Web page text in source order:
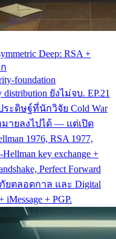
Deep: RSA +
foundation
ยังไม่จบ. EP.21
ระดิษฐ์ที่นักวิจัย Cold War
ายลงไปได้ — แต่เปิด
1976, RSA 1977,
key exchange +
Perfect Forward
ยตลอดกาล และ Digital
+ PGP.